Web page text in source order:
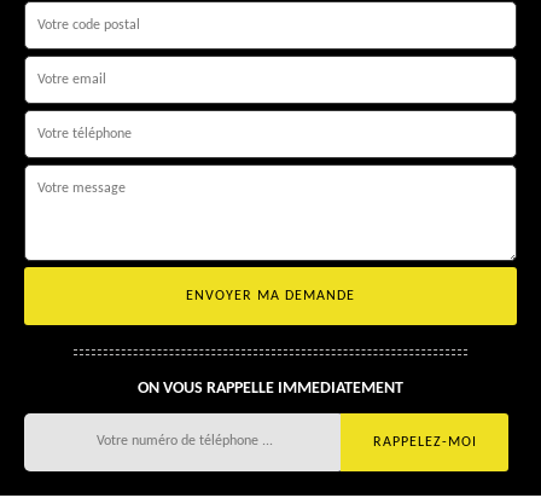
ON VOUS RAPPELLE IMMEDIATEMENT